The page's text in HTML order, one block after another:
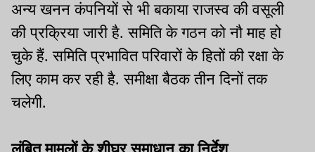
अन्य खनन कंपनियों से भी बकाया राजस्व की वसूली
की प्रक्रिया जारी है. समिति के गठन को नौ माह हो
चुके हैं. समिति प्रभावित परिवारों के हितों की रक्षा के
लिए काम कर रही है. समीक्षा बैठक तीन दिनों तक
चलेगी.